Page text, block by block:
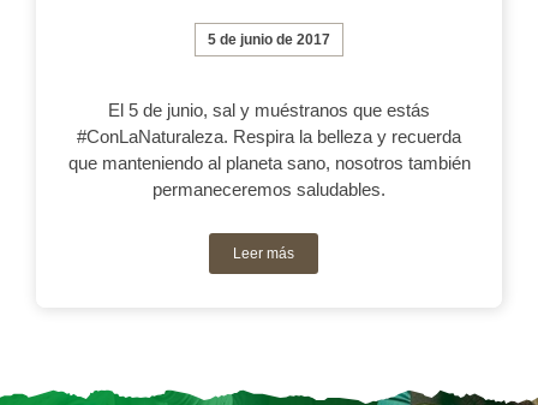
5 de junio de 2017
El 5 de junio, sal y muéstranos que estás
#ConLaNaturaleza. Respira la belleza y recuerda
que manteniendo al planeta sano, nosotros también
permaneceremos saludables.
Leer más